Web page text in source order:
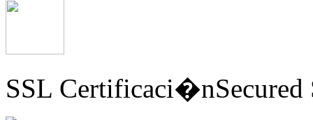
SSL Certificaci�n